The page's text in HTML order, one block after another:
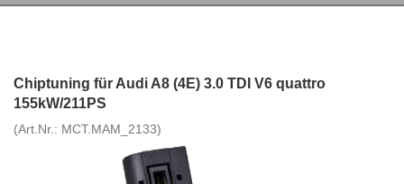
Chiptuning für Audi A8 (4E) 3.0 TDI V6 quattro
155kW/211PS
(Art.Nr.: MCT.MAM_2133)